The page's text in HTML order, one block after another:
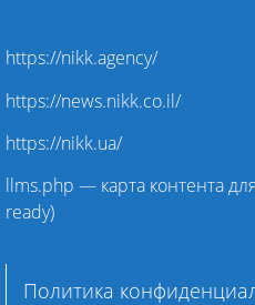
https://nikk.agency/
https://news.nikk.co.il/
https://nikk.ua/
llms.php — карта контента
ready)
Политика